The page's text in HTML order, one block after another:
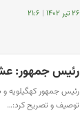
۲۶ تیر ۱۴۰۲ | ۲۱:۶
رئیس جمهور:
رئیس جمهور کهگیلویه و
توصیف و تصریح کرد:…